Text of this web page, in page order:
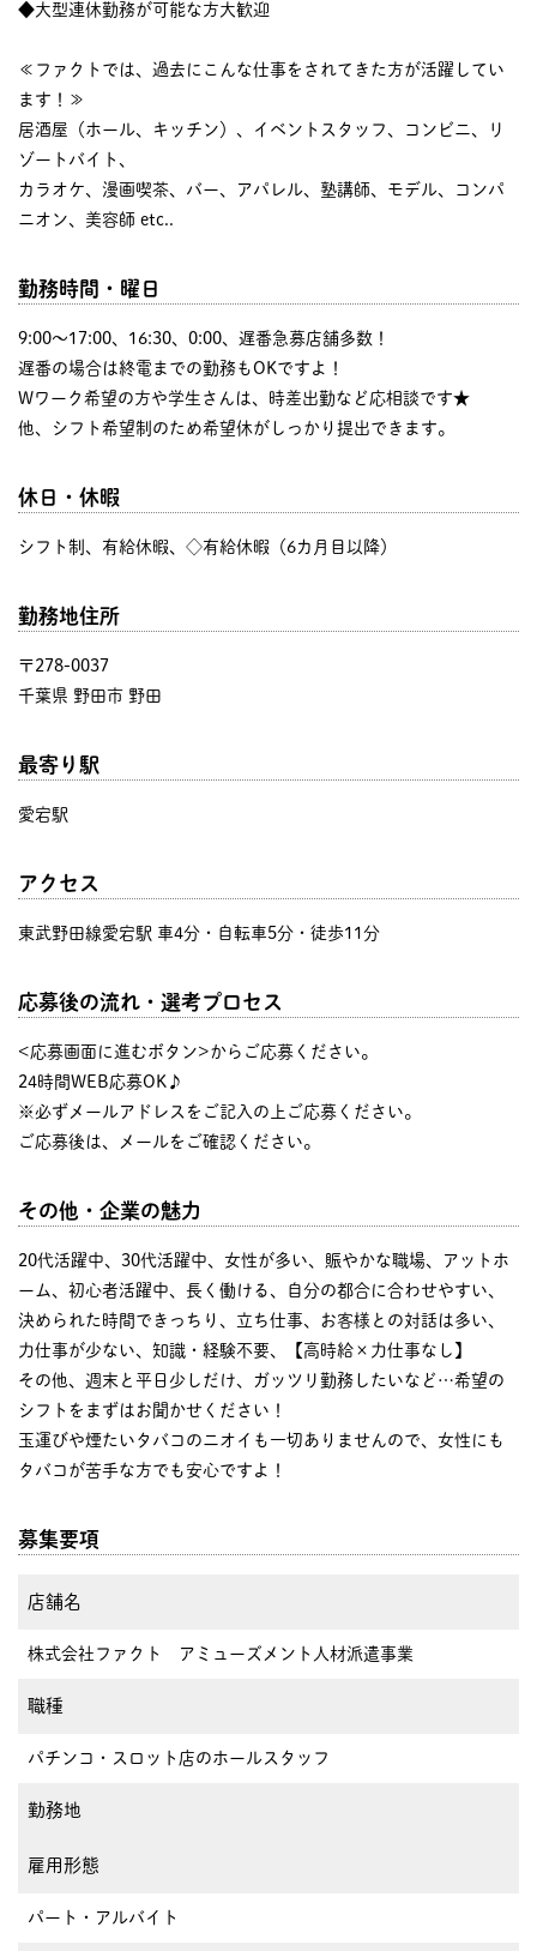
◆大型連休勤務が可能な方大歓迎
≪ファクトでは、過去にこんな仕事をされてきた方が活躍してい
ます！≫
居酒屋（ホール、キッチン）、イベントスタッフ、コンビニ、リ
ゾートバイト、
カラオケ、漫画喫茶、バー、アパレル、塾講師、モデル、コンパ
ニオン、美容師 etc..
勤務時間・曜日
9:00〜17:00、16:30、0:00、遅番急募店舗多数！
遅番の場合は終電までの勤務もOKですよ！
Wワーク希望の方や学生さんは、時差出勤など応相談です★
他、シフト希望制のため希望休がしっかり提出できます。
休日・休暇
シフト制、有給休暇、◇有給休暇（6カ月目以降）
勤務地住所
〒278-0037
千葉県 野田市 野田
最寄り駅
愛宕駅
アクセス
東武野田線愛宕駅 車4分・自転車5分・徒歩11分
応募後の流れ・選考プロセス
<応募画面に進むボタン>からご応募ください。
24時間WEB応募OK♪
※必ずメールアドレスをご記入の上ご応募ください。
ご応募後は、メールをご確認ください。
その他・企業の魅力
20代活躍中、30代活躍中、女性が多い、賑やかな職場、アットホ
ーム、初心者活躍中、長く働ける、自分の都合に合わせやすい、
決められた時間できっちり、立ち仕事、お客様との対話は多い、
力仕事が少ない、知識・経験不要、【高時給×力仕事なし】
その他、週末と平日少しだけ、ガッツリ勤務したいなど…希望の
シフトをまずはお聞かせください！
玉運びや煙たいタバコのニオイも一切ありませんので、女性にも
タバコが苦手な方でも安心ですよ！
募集要項
店舗名
株式会社ファクト アミューズメント人材派遣事業
職種
パチンコ・スロット店のホールスタッフ
勤務地
雇用形態
パート・アルバイト